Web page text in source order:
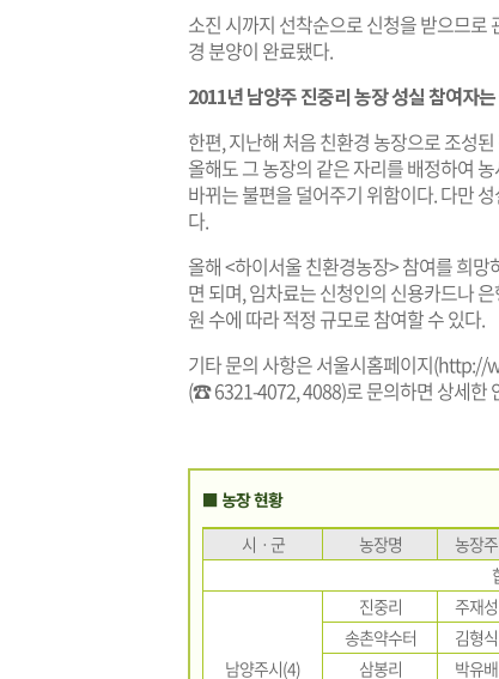
소진 시까지 선착순으로 신청을 받으므로
경 분양이 완료됐다.
2011년 남양주 진중리 농장 성실 참여자
한편, 지난해 처음 친환경 농장으로 조성
올해도 그 농장의 같은 자리를 배정하여
바뀌는 불편을 덜어주기 위함이다. 다만
다.
올해 <하이서울 친환경농장> 참여를 희
면 되며, 임차료는 신청인의 신용카드나
원 수에 따라 적정 규모로 참여할 수 있다.
기타 문의 사항은 서울시홈페이지(http://
(☎ 6321-4072, 4088)로 문의하면 상세한
■ 농장 현황
시ㆍ군
농장명 농장주
남양주시(4)
진중리 주재성
송촌약수터
김형식
삼봉리
박유배